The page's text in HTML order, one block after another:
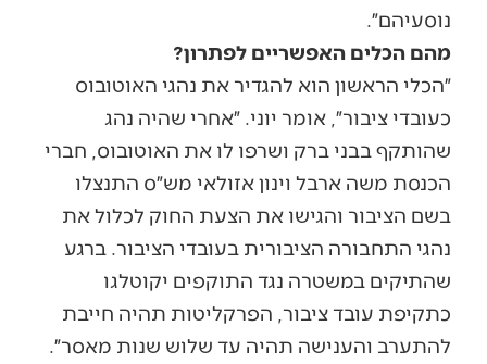
נוסעיהם״.
מהם הכלים האפשריים לפתרון?
״הכלי הראשון הוא להגדיר את נהגי האוטובוס
כעובדי ציבור״, אומר יוני. ״אחרי שהיה נהג
שהותקף בבני ברק ושרפו לו את האוטובוס, חברי
הכנסת משה ארבל וינון אזולאי מש״ס התנצלו
בשם הציבור והגישו את הצעת החוק לכלול את
נהגי התחבורה הציבורית בעובדי הציבור. ברגע
שהתיקים במשטרה נגד התוקפים יקוטלגו
כתקיפת עובד ציבור, הפרקליטות תהיה חייבת
להתערב והענישה תהיה עד שלוש שנות מאסר״.